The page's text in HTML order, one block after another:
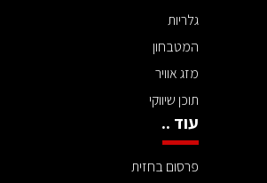
גלריות
המטבחון
מזג אוויר
תוכן שיווקי
עוד ..
פרסום בחזית